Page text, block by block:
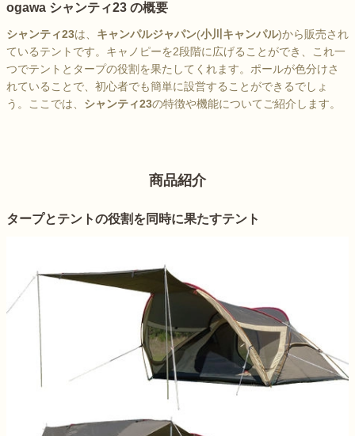
ogawa シャンティ23 の概要
シャンティ23は、 キャンパルジャパン(小川キャンパル)から販売され
ているテントです。キャノピーを2段階に広げることができ、これ一
つでテントとタープの役割を果たしてくれます。ポールが色分けさ
れていることで、初心者でも簡単に設営することができるでしょ
う。ここでは、 シャンティ23の特徴や機能についてご紹介します。
商品紹介
タープとテントの役割を同時に果たすテント